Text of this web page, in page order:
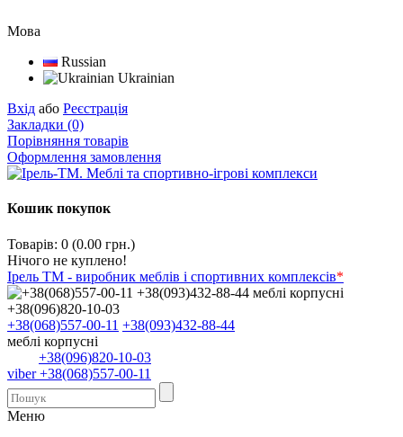
Мова
Russian
Ukrainian
Вхід або Реєстрація
Закладки (0)
Порівняння товарів
Оформлення замовлення
Кошик покупок
Товарів: 0 (0.00 грн.)
Нічого не куплено!
Ірель ТМ - виробник меблів і спортивних комплексів*
+38(068)557-00-11 +38(093)432-88-44
меблі корпусні
+38(096)820-10-03
viber +38(068)557-00-11
Меню